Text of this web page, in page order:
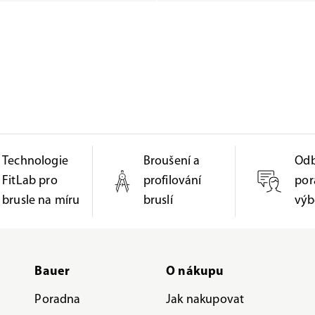
Technologie
FitLab pro
brusle na míru
Broušení a
profilování
bruslí
Bauer
Poradna
O nákupu
Jak nakupovat